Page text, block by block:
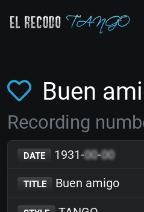
Buen
Recording
DATE 1931-00-00
TITLE Buen amigo